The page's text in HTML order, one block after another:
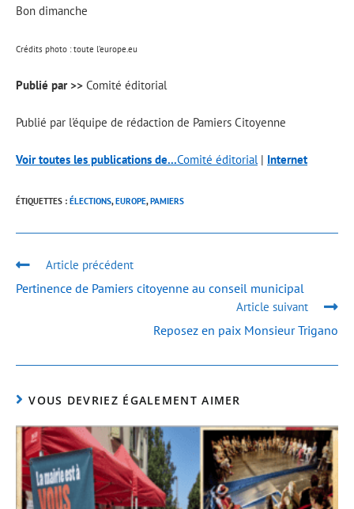
Bon dimanche
Crédits photo : toute l’europe.eu
Publié par >> Comité éditorial
Publié par l'équipe de rédaction de Pamiers Citoyenne
Voir toutes les publications de...Comité éditorial| Internet
ÉTIQUETTES : ÉLECTIONS, EUROPE, PAMIERS
Article précédent
Pertinence de Pamiers citoyenne au conseil municipal
Article suivant
Reposez en paix Monsieur Trigano
VOUS DEVRIEZ ÉGALEMENT AIMER